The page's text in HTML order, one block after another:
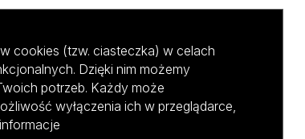
cookies (tzw. ciasteczka) w celach
Dzięki nim możemy
potrzeb. Każdy może
wyłączenia ich w przeglądarce,